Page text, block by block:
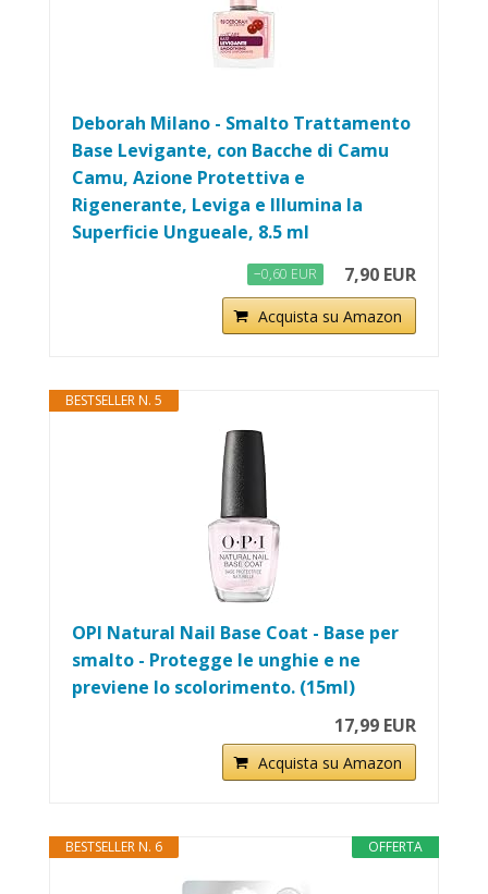
Deborah Milano - Smalto Trattamento
Base Levigante, con Bacche di Camu
Camu, Azione Protettiva e
Rigenerante, Leviga e Illumina la
Superficie Ungueale, 8.5 ml
−0,60 EUR 7,90 EUR
Acquista su Amazon
BESTSELLER N. 5
OPI Natural Nail Base Coat - Base per
smalto - Protegge le unghie e ne
previene lo scolorimento. (15ml)
17,99 EUR
Acquista su Amazon
OFFERTA
BESTSELLER N. 6